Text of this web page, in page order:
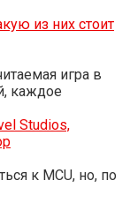
из них стоит
игра в
каждое
Studios,
к MCU, но, по